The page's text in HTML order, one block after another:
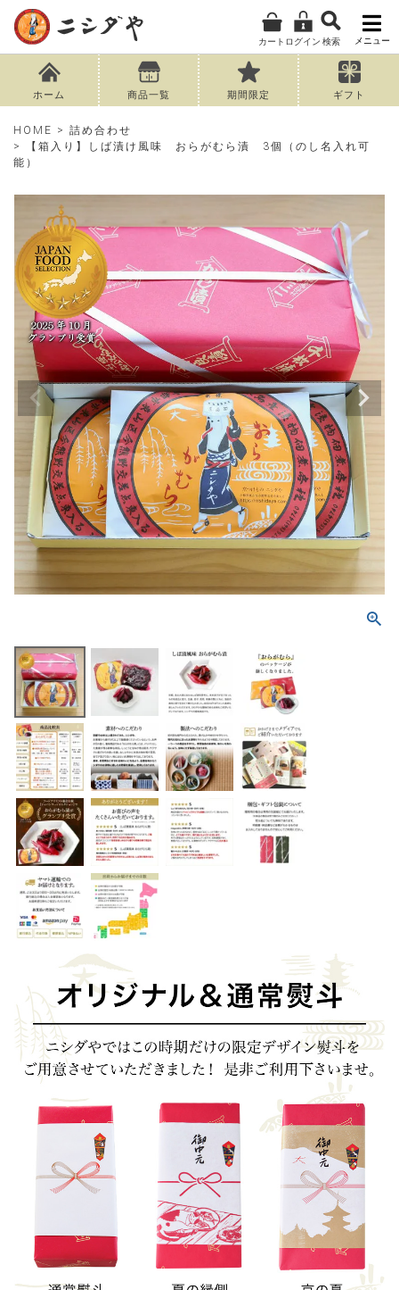
カート ログイン 検索 メニュー
ホーム 商品一覧 期間限定 ギフト
HOME
詰め合わせ
【箱入り】しば漬け風味 おらがむら漬 3個（のし名入れ可
能）